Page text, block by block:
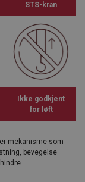
STS-kran
Ikke godkjent
for løft
mekanisme som
bevegelse